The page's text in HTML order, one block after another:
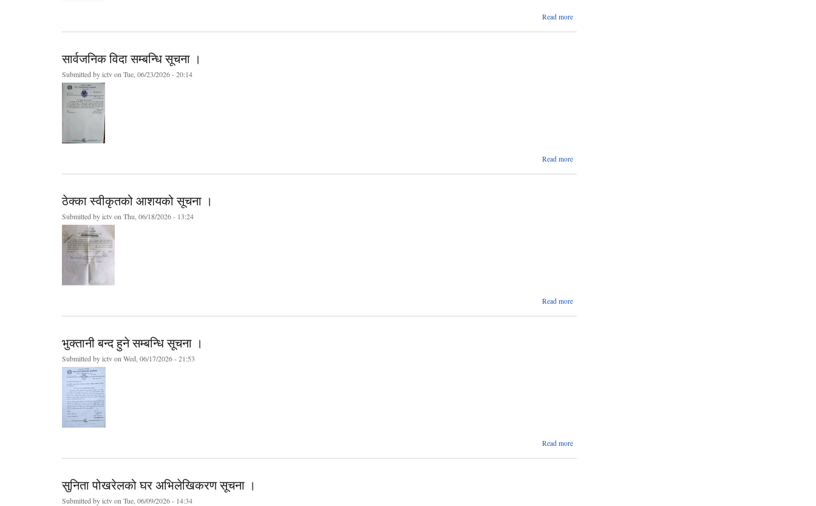
Read moreabout
सार्वजनिक विदा सम्बन्धि सूचना ।
Submitted byictvon Tue, 06/23/2026 - 20:14
Read more
ठेक्का स्वीकृतको आशयको सूचना ।
Submitted byictvon Thu, 06/18/2026 - 13:24
Read more
भुक्तानी बन्द हुने सम्बन्धि सूचना ।
Submitted byictvon Wed, 06/17/2026 - 21:53
Read more
सुनिता पोखरेलको घर अभिलेखिकरण सूचना ।
Submitted byictvon Tue, 06/09/2026 - 14:34